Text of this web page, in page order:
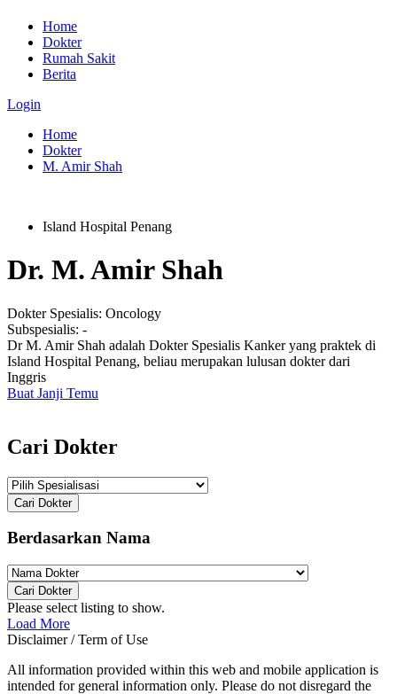
Home
Dokter
Rumah Sakit
Berita
Login
Home
Dokter
M. Amir Shah
Island Hospital Penang
Dr. M. Amir Shah
Dokter Spesialis: Oncology
Subspesialis: -
Dr M. Amir Shah adalah Dokter Spesialis Kanker yang praktek di
Island Hospital Penang, beliau merupakan lulusan dokter dari
Inggris
Buat Janji Temu
Cari Dokter
Cari Dokter
Berdasarkan Nama
Cari Dokter
Please select listing to show.
Load More
Disclaimer / Term of Use
All information provided within this web and mobile application is
intended for general information only. Please do not disregard the